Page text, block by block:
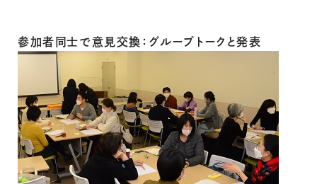
参加者同士で意見交換：グループトークと発表